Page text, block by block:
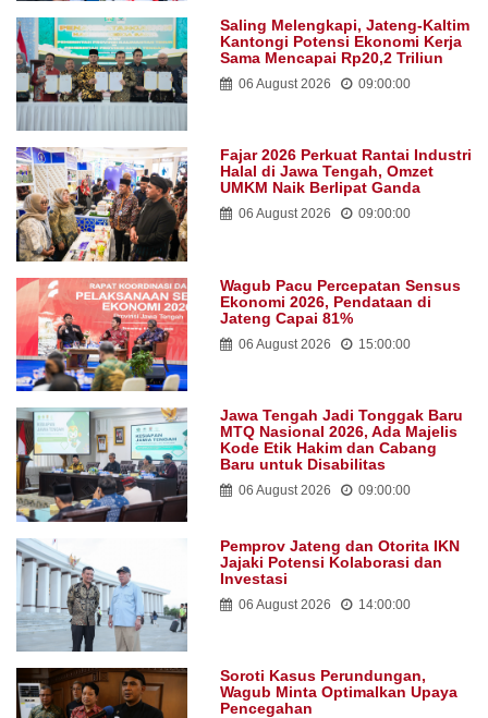
Saling Melengkapi, Jateng-Kaltim
Kantongi Potensi Ekonomi Kerja
Sama Mencapai Rp20,2 Triliun
06 August 2026 09:00:00
Fajar 2026 Perkuat Rantai Industri
Halal di Jawa Tengah, Omzet
UMKM Naik Berlipat Ganda
06 August 2026 09:00:00
Wagub Pacu Percepatan Sensus
Ekonomi 2026, Pendataan di
Jateng Capai 81%
06 August 2026 15:00:00
Jawa Tengah Jadi Tonggak Baru
MTQ Nasional 2026, Ada Majelis
Kode Etik Hakim dan Cabang
Baru untuk Disabilitas
06 August 2026 09:00:00
Pemprov Jateng dan Otorita IKN
Jajaki Potensi Kolaborasi dan
Investasi
06 August 2026 14:00:00
Soroti Kasus Perundungan,
Wagub Minta Optimalkan Upaya
Pencegahan